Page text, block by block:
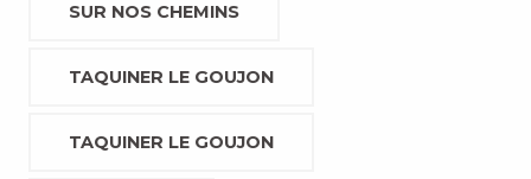
SUR NOS CHEMINS
TAQUINER LE GOUJON
TAQUINER LE GOUJON